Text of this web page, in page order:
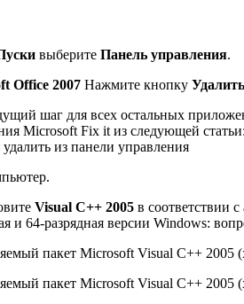
и выберите Панель управления.
Office 2007 Нажмите кнопку
шаг для всех остальных
Microsoft Fix it из следующей
удалить из панели управления
Visual C++ 2005 в соответствии
и 64-разрядная версии Windows:
пакет Microsoft Visual C++ 2005
пакет Microsoft Visual C++ 2005